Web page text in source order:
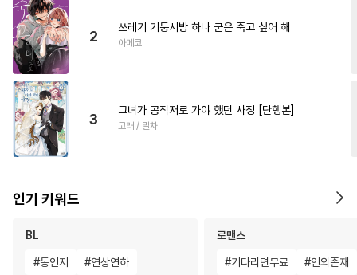
2
쓰레기 기둥서방 하나 군은 죽고 싶어 해
아메코
3
그녀가 공작저로 가야 했던 사정 [단행본]
고래 / 밀차
인기 키워드
BL
#동인지 #연상연하
로맨스
#기다리면무료 #인외존재